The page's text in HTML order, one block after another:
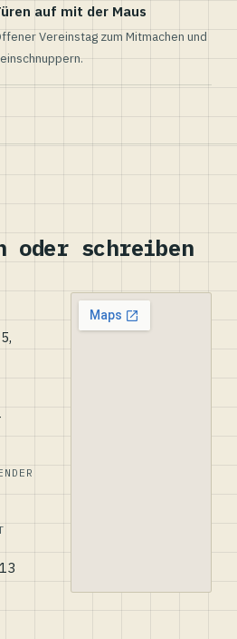
auf mit der Maus
Vereinstag zum Mitmachen und
oder schreiben